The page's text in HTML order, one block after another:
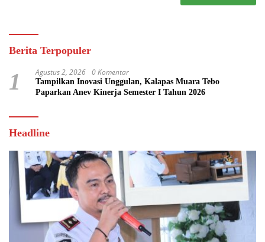
Berita Terpopuler
1 Agustus 2, 2026 0 Komentar
Tampilkan Inovasi Unggulan, Kalapas Muara Tebo
Paparkan Anev Kinerja Semester I Tahun 2026
Headline